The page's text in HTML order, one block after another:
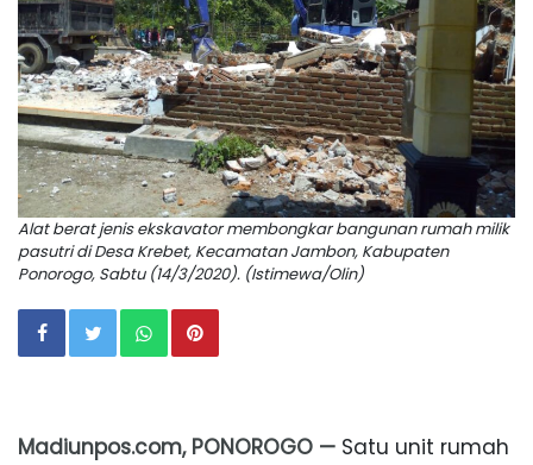
Alat berat jenis ekskavator membongkar bangunan rumah milik
pasutri di Desa Krebet, Kecamatan Jambon, Kabupaten
Ponorogo, Sabtu (14/3/2020). (Istimewa/Olin)
Madiunpos.com, PONOROGO — Satu unit rumah